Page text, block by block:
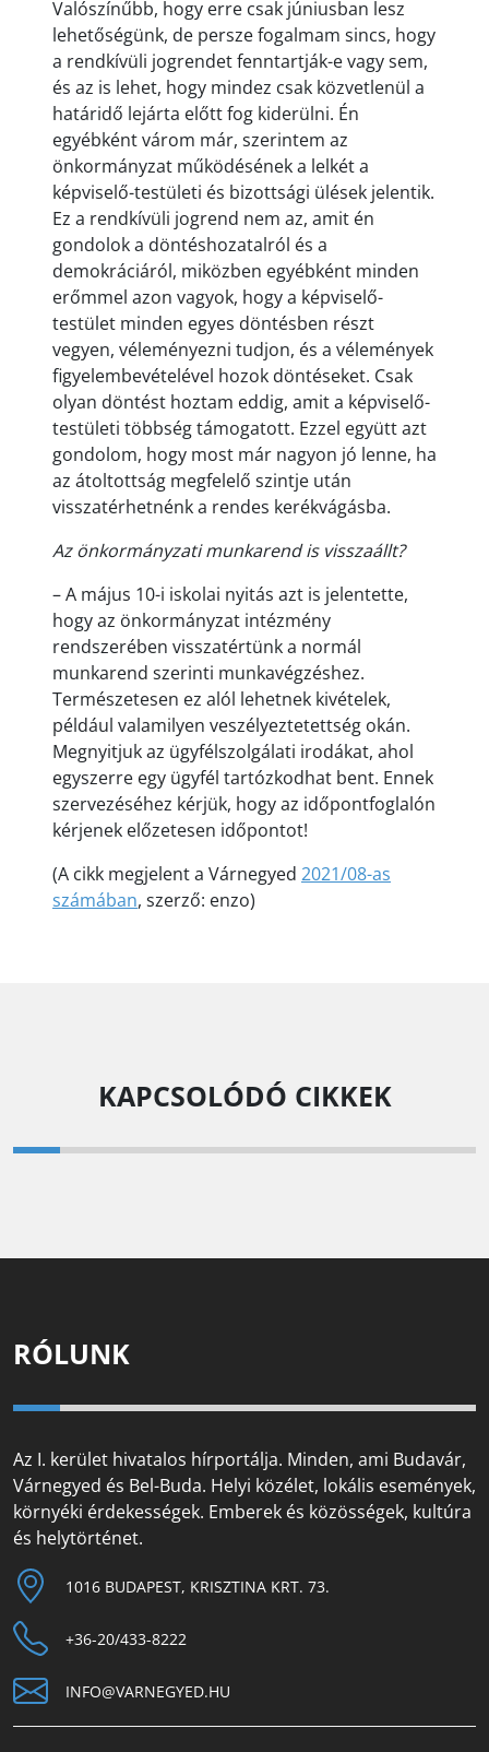
Valószínűbb, hogy erre csak júniusban lesz
lehetőségünk, de persze fogalmam sincs, hogy
a rendkívüli jogrendet fenntartják-e vagy sem,
és az is lehet, hogy mindez csak közvetlenül a
határidő lejárta előtt fog kiderülni. Én
egyébként várom már, szerintem az
önkormányzat működésének a lelkét a
képviselő-testületi és bizottsági ülések jelentik.
Ez a rendkívüli jogrend nem az, amit én
gondolok a döntéshozatalról és a
demokráciáról, miközben egyébként minden
erőmmel azon vagyok, hogy a képviselő-
testület minden egyes döntésben részt
vegyen, véleményezni tudjon, és a vélemények
figyelembevételével hozok döntéseket. Csak
olyan döntést hoztam eddig, amit a képviselő-
testületi többség támogatott. Ezzel együtt azt
gondolom, hogy most már nagyon jó lenne, ha
az átoltottság megfelelő szintje után
visszatérhetnénk a rendes kerékvágásba.
Az önkormányzati munkarend is visszaállt?
– A május 10-i iskolai nyitás azt is jelentette,
hogy az önkormányzat intézmény
rendszerében visszatértünk a normál
munkarend szerinti munkavégzéshez.
Természetesen ez alól lehetnek kivételek,
például valamilyen veszélyeztetettség okán.
Megnyitjuk az ügyfélszolgálati irodákat, ahol
egyszerre egy ügyfél tartózkodhat bent. Ennek
szervezéséhez kérjük, hogy az időpontfoglalón
kérjenek előzetesen időpontot!
(A cikk megjelent a Várnegyed 2021/08-as
számában, szerző: enzo)
KAPCSOLÓDÓ CIKKEK
RÓLUNK
Az I. kerület hivatalos hírportálja. Minden, ami Budavár,
Várnegyed és Bel-Buda. Helyi közélet, lokális események,
környéki érdekességek. Emberek és közösségek, kultúra
és helytörténet.
1016 BUDAPEST, KRISZTINA KRT. 73.
+36-20/433-8222
INFO@VARNEGYED.HU